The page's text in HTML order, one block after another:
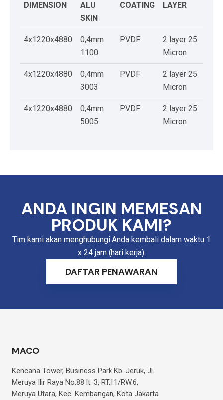
DIMENSION
ALU
SKIN
COATING LAYER
4x1220x4880
0,4mm
1100
PVDF
2 layer 25
Micron
4x1220x4880
0,4mm
3003
PVDF
2 layer 25
Micron
4x1220x4880
0,4mm
5005
PVDF
2 layer 25
Micron
ANDA INGIN MEMESAN
PRODUK KAMI?
Tim kami akan menghubungi Anda kembali dalam waktu 1
x 24 jam (hari kerja).
DAFTAR PENAWARAN
MACO
Kencana Tower, Business Park Kb. Jeruk, Jl.
Meruya Ilir Raya No.88 lt. 3, RT.11/RW.6,
Meruya Utara, Kec. Kembangan, Kota Jakarta